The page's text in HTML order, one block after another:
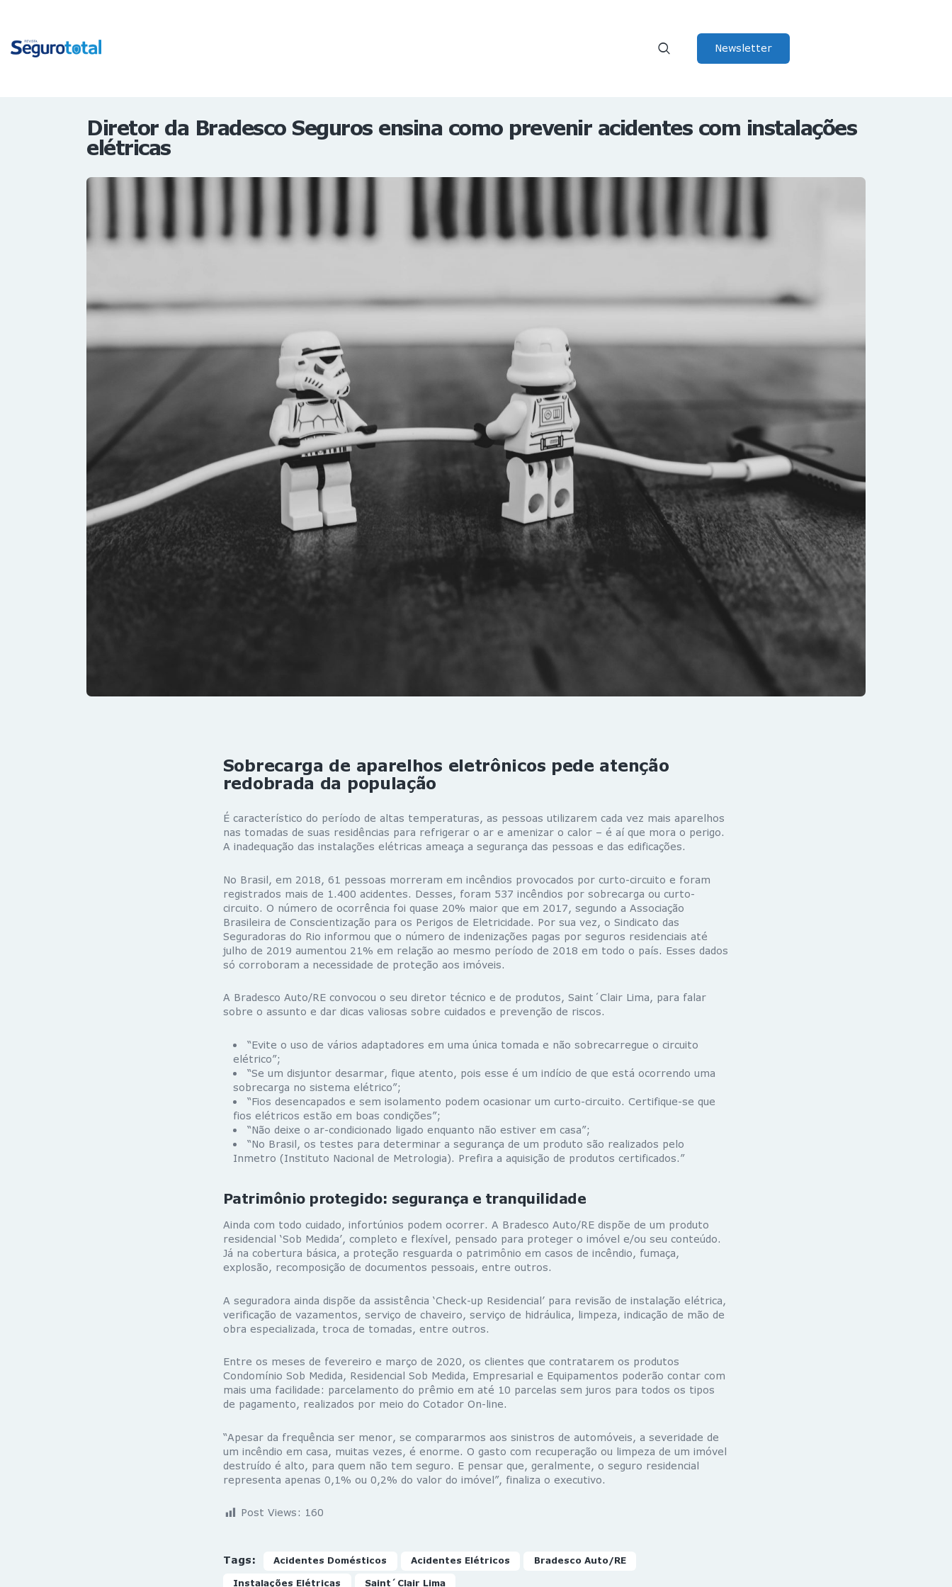
Newsletter
Diretor da Bradesco Seguros ensina como prevenir acidentes com instalações
elétricas
Sobrecarga de aparelhos eletrônicos pede atenção
redobrada da população
É característico do período de altas temperaturas, as pessoas utilizarem cada vez mais aparelhos
nas tomadas de suas residências para refrigerar o ar e amenizar o calor – é aí que mora o perigo.
A inadequação das instalações elétricas ameaça a segurança das pessoas e das edificações.
No Brasil, em 2018, 61 pessoas morreram em incêndios provocados por curto-circuito e foram
registrados mais de 1.400 acidentes. Desses, foram 537 incêndios por sobrecarga ou curto-
circuito. O número de ocorrência foi quase 20% maior que em 2017, segundo a Associação
Brasileira de Conscientização para os Perigos de Eletricidade. Por sua vez, o Sindicato das
Seguradoras do Rio informou que o número de indenizações pagas por seguros residenciais até
julho de 2019 aumentou 21% em relação ao mesmo período de 2018 em todo o país. Esses dados
só corroboram a necessidade de proteção aos imóveis.
A Bradesco Auto/RE convocou o seu diretor técnico e de produtos, Saint´Clair Lima, para falar
sobre o assunto e dar dicas valiosas sobre cuidados e prevenção de riscos.
“Evite o uso de vários adaptadores em uma única tomada e não sobrecarregue o circuito
elétrico”;
“Se um disjuntor desarmar, fique atento, pois esse é um indício de que está ocorrendo uma
sobrecarga no sistema elétrico”;
“Fios desencapados e sem isolamento podem ocasionar um curto-circuito. Certifique-se que
fios elétricos estão em boas condições”;
“Não deixe o ar-condicionado ligado enquanto não estiver em casa”;
“No Brasil, os testes para determinar a segurança de um produto são realizados pelo
Inmetro (Instituto Nacional de Metrologia). Prefira a aquisição de produtos certificados.”
Patrimônio protegido: segurança e tranquilidade
Ainda com todo cuidado, infortúnios podem ocorrer. A Bradesco Auto/RE dispõe de um produto
residencial ‘Sob Medida’, completo e flexível, pensado para proteger o imóvel e/ou seu conteúdo.
Já na cobertura básica, a proteção resguarda o patrimônio em casos de incêndio, fumaça,
explosão, recomposição de documentos pessoais, entre outros.
A seguradora ainda dispõe da assistência ‘Check-up Residencial’ para revisão de instalação elétrica,
verificação de vazamentos, serviço de chaveiro, serviço de hidráulica, limpeza, indicação de mão de
obra especializada, troca de tomadas, entre outros.
Entre os meses de fevereiro e março de 2020, os clientes que contratarem os produtos
Condomínio Sob Medida, Residencial Sob Medida, Empresarial e Equipamentos poderão contar com
mais uma facilidade: parcelamento do prêmio em até 10 parcelas sem juros para todos os tipos
de pagamento, realizados por meio do Cotador On-line.
“Apesar da frequência ser menor, se compararmos aos sinistros de automóveis, a severidade de
um incêndio em casa, muitas vezes, é enorme. O gasto com recuperação ou limpeza de um imóvel
destruído é alto, para quem não tem seguro. E pensar que, geralmente, o seguro residencial
representa apenas 0,1% ou 0,2% do valor do imóvel”, finaliza o executivo.
Post Views: 160
Tags: Acidentes Domésticos Acidentes Elétricos Bradesco Auto/RE
Instalações Elétricas Saint´Clair Lima